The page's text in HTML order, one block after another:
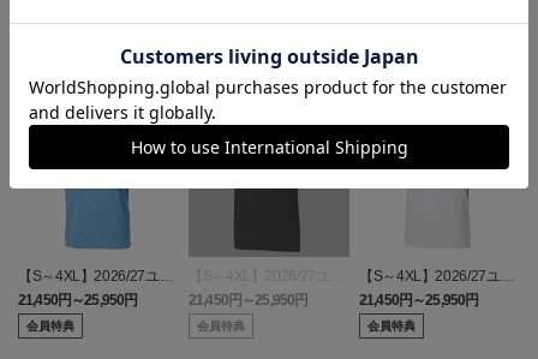
【S～4XL】2026/27ユニ
フォーム オーセンティッ
クモデル:FP1st
21,450円～25,950円
会員特典
【S～4XL】2026/27ユニ
フォーム オーセンティッ
クモデル:GK
21,450円～25,950円
会員特典
【S～4XL】2026/27ユニ
フォーム オーセンティッ
クモデル:FP2nd
21,450円～25,950円
会員特典